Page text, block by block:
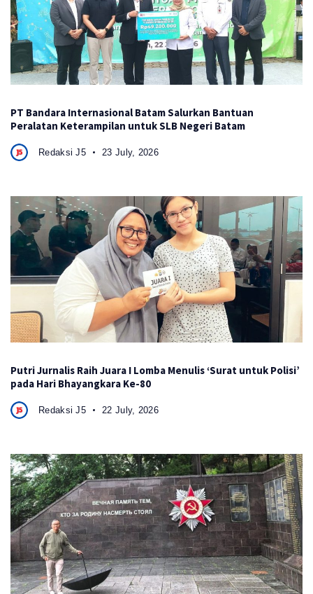
PT Bandara Internasional Batam Salurkan Bantuan
Peralatan Keterampilan untuk SLB Negeri Batam
Redaksi J5 23 July, 2026
Putri Jurnalis Raih Juara I Lomba Menulis ‘Surat untuk Polisi’
pada Hari Bhayangkara Ke-80
Redaksi J5 22 July, 2026